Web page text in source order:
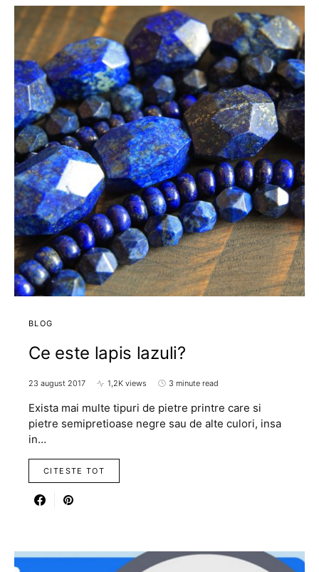
BLOG
Ce este lapis lazuli?
23 august 2017 1,2K views 3 minute read
Exista mai multe tipuri de pietre printre care si
pietre semipretioase negre sau de alte culori, insa
in…
CITESTE TOT